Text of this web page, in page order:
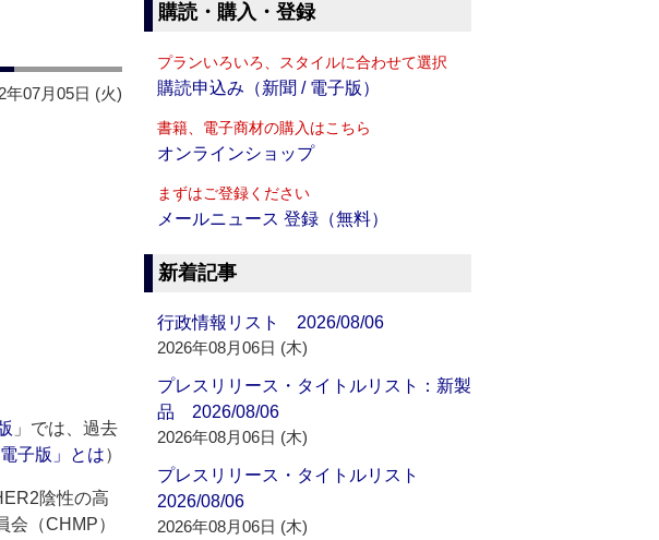
年07月05日 (火)
」では、過去
子版」とは）
陰性の高
（CHMP）
購読・購入・登録
プランいろいろ、スタイルに合わせて選択
購読申込み（新聞 / 電子版）
書籍、電子商材の購入はこちら
オンラインショップ
まずはご登録ください
メールニュース 登録（無料）
新着記事
行政情報リスト 2026/08/06
2026年08月06日 (木)
プレスリリース・タイトルリスト：新製
品 2026/08/06
2026年08月06日 (木)
プレスリリース・タイトルリスト
2026/08/06
2026年08月06日 (木)